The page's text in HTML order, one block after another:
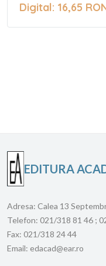
Digital: 16,65
EDITURA
Adresa: Calea 13
Telefon: 021/318 81 46 ;
Fax: 021/318 24 44
Email: edacad@ear.ro